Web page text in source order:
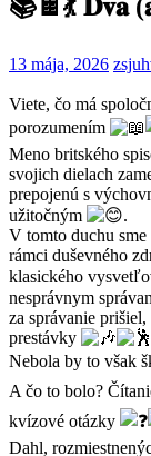
📚🍫💃 𝐃𝐯𝐚
13 mája, 2026
Viete, čo má
porozumením
Meno britského
svojich dielach
prepojenú s
užitočným
.
V tomto duchu sme
rámci duševného
klasického
nesprávnym
za správanie
prestávky
Nebola by to však
A čo to bolo?
kvízové otázky
Dahl,